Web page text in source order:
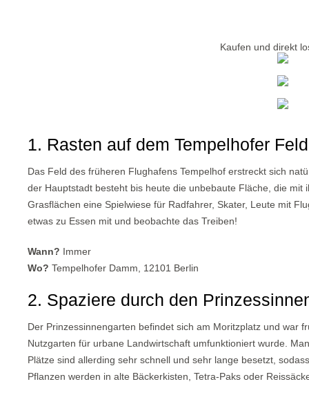
Kaufen und direkt
1. Rasten auf dem Tempelhofer Feld
Das Feld des früheren Flughafens Tempelhof erstreckt sich
der Hauptstadt besteht bis heute die unbebaute Fläche, die
Grasflächen eine Spielwiese für Radfahrer, Skater, Leute mit
etwas zu Essen mit und beobachte das Treiben!
Wann? Immer
Wo? Tempelhofer Damm, 12101 Berlin
2. Spaziere durch den
Der Prinzessinnengarten befindet sich am Moritzplatz und war
Nutzgarten für urbane Landwirtschaft umfunktioniert wurde.
Plätze sind allerding sehr schnell und sehr lange besetzt,
Pflanzen werden in alte Bäckerkisten, Tetra-Paks oder